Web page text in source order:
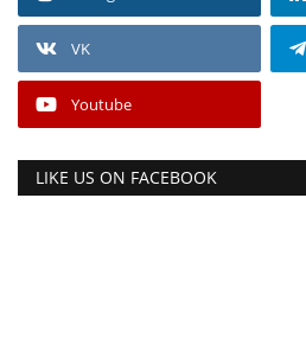
VK
Youtube
LIKE US ON FACEBOOK